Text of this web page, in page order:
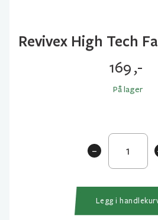
Revivex High Tech
169,-
På lager
Revivex
High
Tech
Cleaner
-
Legg i